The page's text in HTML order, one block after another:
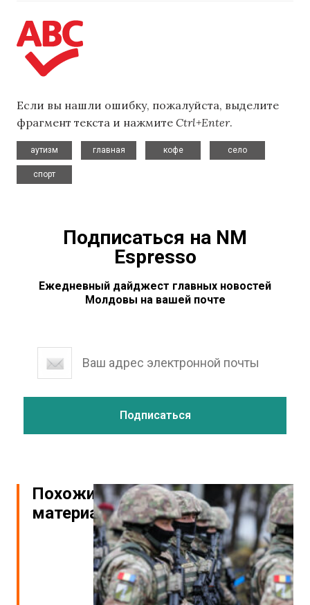
Если вы нашли ошибку, пожалуйста, выделите
фрагмент текста и нажмите Ctrl+Enter.
аутизм
главная
кофе
село
спорт
Подписаться на NM
Espresso
Ежедневный дайджест главных новостей
Молдовы на вашей почте
Похожие
материалы